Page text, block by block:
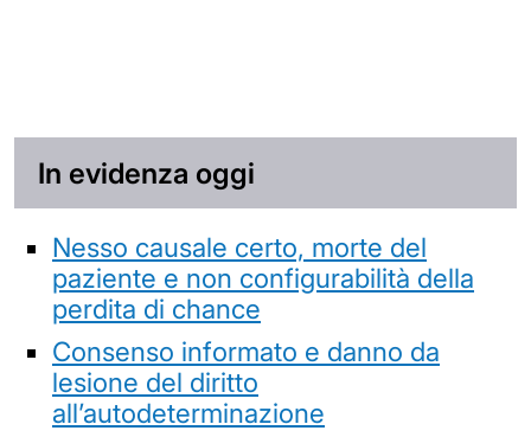
In evidenza oggi
Nesso causale certo, morte del
paziente e non configurabilità della
perdita di chance
Consenso informato e danno da
lesione del diritto
all’autodeterminazione